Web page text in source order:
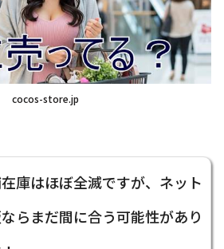
cocos-store.jp
庫はほぼ全滅ですが、ネット
らまだ間に合う可能性があり